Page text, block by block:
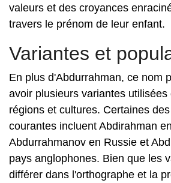
valeurs et des croyances
travers le prénom de leur enfant.
Variantes et
En plus d'Abdurrahman, ce nom
avoir plusieurs variantes
régions et cultures. Certaines
courantes incluent Abdirahman
Abdurrahmanov en Russie et
pays anglophones. Bien que les
différer dans l'orthographe et la